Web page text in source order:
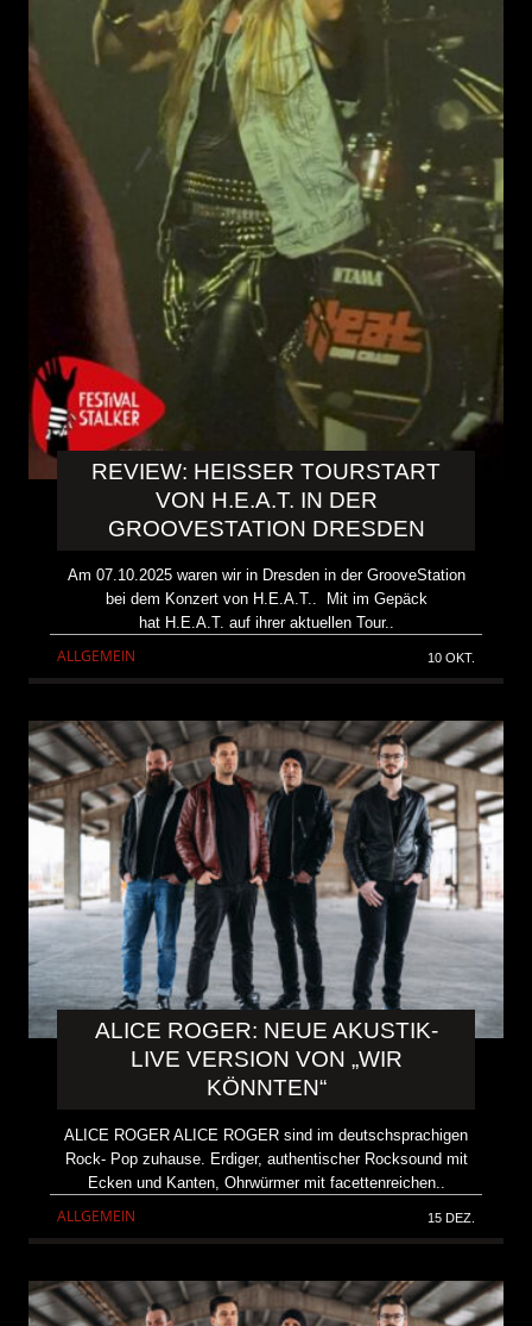
REVIEW: HEISSER TOURSTART V
ON H.E.A.T. IN DER G
ROOVESTATION DRESDEN
Am 07.10.2025 waren wir in Dresden in der GrooveStation
bei dem Konzert von H.E.A.T.. Mit im Gepäck
hat H.E.A.T. auf ihrer aktuellen Tour..
ALLGEMEIN 10 OKT.
ALICE ROGER: NEUE AKUSTIK-
LIVE VERSION VON „WIR
KÖNNTEN“
ALICE ROGER ALICE ROGER sind im deutschsprachigen
Rock- Pop zuhause. Erdiger, authentischer Rocksound mit
Ecken und Kanten, Ohrwürmer mit facettenreichen..
ALLGEMEIN 15 DEZ.